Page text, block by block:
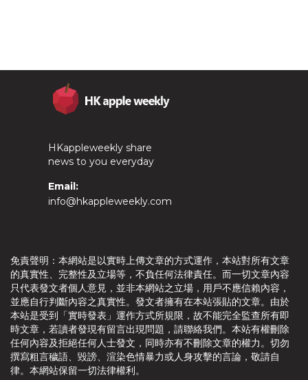
HKappleweekly share
news to you everyday
Email:
info@hkappleweekly.com
免責聲明：本網站是以實時上傳文章的方式運作，本站對所有文章
的真實性、完整性及立場等，不負任何法律責任。而一切文章內容
只代表發文者個人意見，並非本網站之立場，用戶不應信賴內容，
並應自行判斷內容之真實性。發文者擁有在本站張貼的文章。由於
本站是受到「實時發表」運作方式所規限，故不能完全監查所有即
時文章，若讀者發現有留言出現問題，請聯絡我們。本站有權刪除
任何內容及拒絕任何人士發文，同時亦有不刪除文章的權力。切勿
撰寫粗言穢語、毀謗、渲染色情暴力或人身攻擊的言論，敬請自
律。本網站保留一切法律權利。